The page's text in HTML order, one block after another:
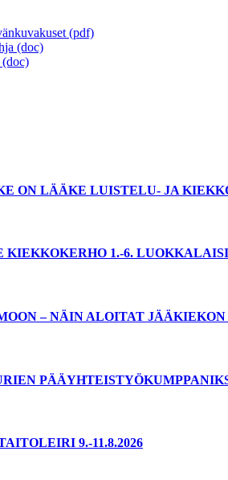
(pdf)
(doc)
(doc)
ON LÄÄKE LUISTELU- JA
1.-6.
– NÄIN ALOITAT JÄÄKIEKON
9.-11.8.2026